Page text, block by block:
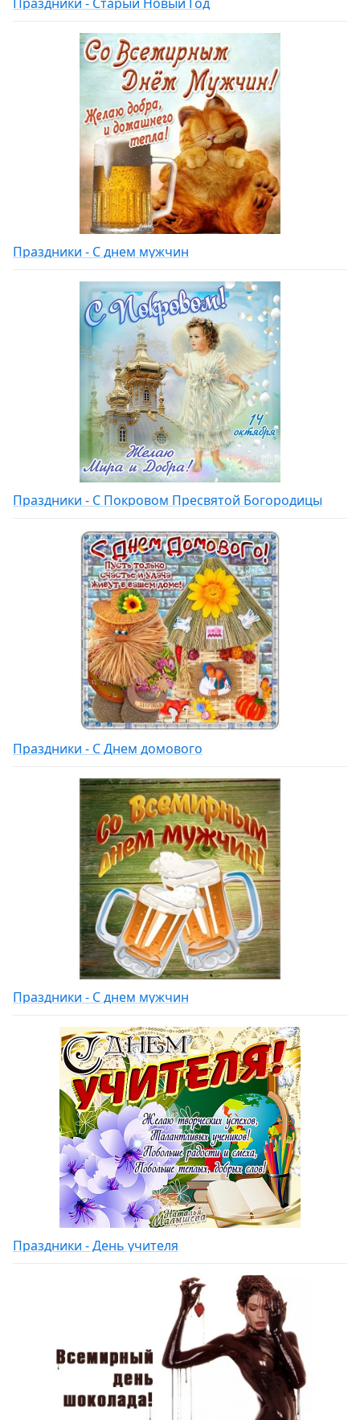
Праздники - С днем мужчин
Праздники - С Покровом Пресвятой Богородицы
Праздники - С Днем домового
Праздники - С днем мужчин
Праздники - День учителя